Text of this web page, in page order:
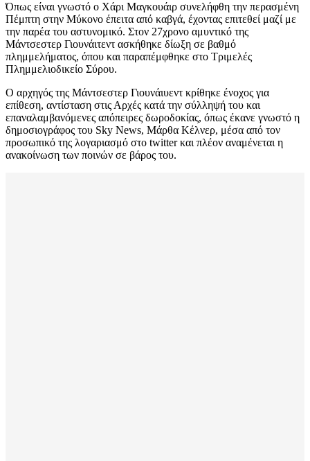
Όπως είναι γνωστό ο Χάρι Μαγκουάιρ συνελήφθη την περασμένη
Πέμπτη στην Μύκονο έπειτα από καβγά, έχοντας επιτεθεί μαζί με
την παρέα του αστυνομικό. Στον 27χρονο αμυντικό της
Μάντσεστερ Γιουνάιτεντ ασκήθηκε δίωξη σε βαθμό
πλημμελήματος, όπου και παραπέμφθηκε στο Τριμελές
Πλημμελιοδικείο Σύρου.
Ο αρχηγός της Μάντσεστερ Γιουνάιυεντ κρίθηκε ένοχος για
επίθεση, αντίσταση στις Αρχές κατά την σύλληψή του και
επαναλαμβανόμενες απόπειρες δωροδοκίας, όπως έκανε γνωστό η
δημοσιογράφος του Sky News, Μάρθα Κέλνερ, μέσα από τον
προσωπικό της λογαριασμό στο twitter και πλέον αναμένεται η
ανακοίνωση των ποινών σε βάρος του.